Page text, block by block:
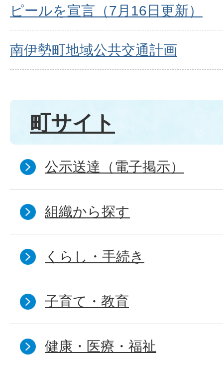
ピールを宣言（7月16日更新）
南伊勢町地域公共交通計画
町サイト
公示送達（電子掲示）
組織から探す
くらし・手続き
子育て・教育
健康・医療・福祉